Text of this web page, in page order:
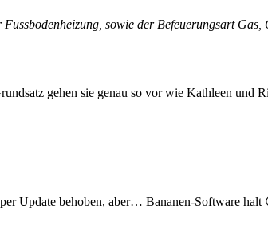
sowie der Befeuerungsart
gehen sie genau so vor wie Kathleen und
Update behoben, aber… Bananen-Software halt